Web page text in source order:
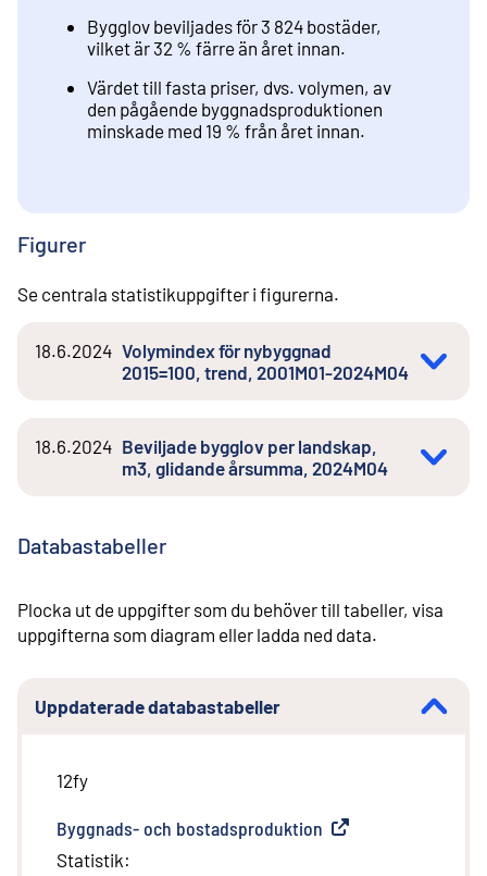
Bygglov beviljades för 3 824 bostäder,
vilket är 32 % färre än året innan.
Värdet till fasta priser, dvs. volymen, av
den pågående byggnadsproduktionen
minskade med 19 % från året innan.
Figurer
Se centrala statistikuppgifter i figurerna.
18.6.2024 Volymindex för nybyggnad
2015=100, trend, 2001M01-2024M04
18.6.2024 Beviljade bygglov per landskap,
m3, glidande årsumma, 2024M04
Databastabeller
Plocka ut de uppgifter som du behöver till tabeller, visa
uppgifterna som diagram eller ladda ned data.
Uppdaterade databastabeller
12fy
Byggnads- och bostadsproduktion Extern länk
Statistik: